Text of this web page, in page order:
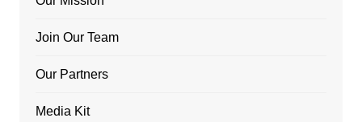
Join Our Team
Our Partners
Media Kit